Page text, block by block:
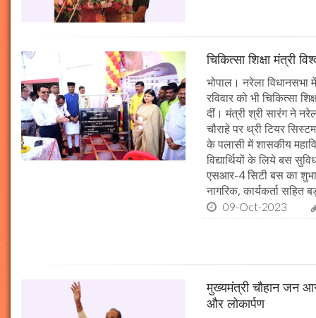
चिकित्सा शिक्षा मंत्री
भोपाल। नरेला विधानसभा
रविवार को भी चिकित्सा
दीं। मंत्री श्री सारंग ने
चौराहे पर थ्री टियर
के पलासी में शासकीय
विद्यार्थियों के लिये बस
एसआर-4 सिटी बस का
नागरिक, कार्यकर्ता सहित
09-Oct-2023
मुख्यमंत्री चौहान जन
और लोकार्पण